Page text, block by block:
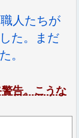
人たちが
た。まだ
。
告。こうな